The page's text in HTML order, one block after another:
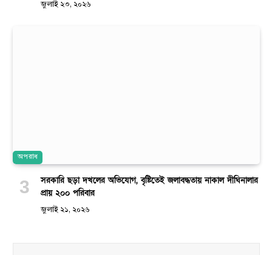
জুলাই ২৩, ২০২৬
অপরাধ
সরকারি ছড়া দখলের অভিযোগ, বৃষ্টিতেই জলাবদ্ধতায় নাকাল দীঘিনালার
প্রায় ২০০ পরিবার
জুলাই ২১, ২০২৬